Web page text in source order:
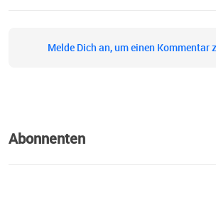
Melde Dich an, um einen Kommentar
Abonnenten